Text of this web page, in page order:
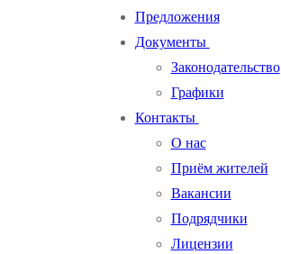
Предложения
Документы
Законодательство
Графики
Контакты
О нас
Приём жителей
Вакансии
Подрядчики
Лицензии